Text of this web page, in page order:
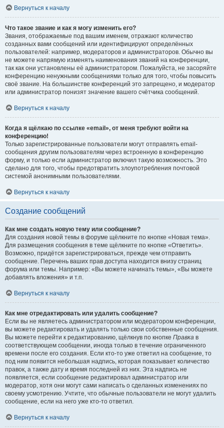
Вернуться к началу
Что такое звание и как я могу изменить его?
Звания, отображаемые под вашим именем, отражают количество
созданных вами сообщений или идентифицируют определённых
пользователей: например, модераторов и администраторов. Обычно вы
не можете напрямую изменять наименования званий на конференции,
так как они установлены её администратором. Пожалуйста, не засоряйте
конференцию ненужными сообщениями только для того, чтобы повысить
своё звание. На большинстве конференций это запрещено, и модератор
или администратор понизят значение вашего счётчика сообщений.
Вернуться к началу
Когда я щёлкаю по ссылке «email», от меня требуют войти на
конференцию!
Только зарегистрированные пользователи могут отправлять email-
сообщения другим пользователям через встроенную в конференцию
форму, и только если администратор включил такую возможность. Это
сделано для того, чтобы предотвратить злоупотребления почтовой
системой анонимными пользователями.
Вернуться к началу
Создание сообщений
Как мне создать новую тему или сообщение?
Для создания новой темы в форуме щёлкните по кнопке «Новая тема».
Для размещения сообщения в теме щёлкните по кнопке «Ответить».
Возможно, придётся зарегистрироваться, прежде чем отправить
сообщение. Перечень ваших прав доступа находится внизу страниц
форума или темы. Например: «Вы можете начинать темы», «Вы можете
добавлять вложения» и т.п.
Вернуться к началу
Как мне отредактировать или удалить сообщение?
Если вы не являетесь администратором или модератором конференции,
вы можете редактировать и удалять только свои собственные сообщения.
Вы можете перейти к редактированию, щёлкнув по кнопке Правка в
соответствующем сообщении, иногда только в течение ограниченного
времени после его создания. Если кто-то уже ответил на сообщение, то
под ним появится небольшая надпись, которая показывает количество
правок, а также дату и время последней из них. Эта надпись не
появляется, если сообщение редактировал администратор или
модератор, хотя они могут сами написать о сделанных изменениях по
своему усмотрению. Учтите, что обычные пользователи не могут удалить
сообщение, если на него уже кто-то ответил.
Вернуться к началу